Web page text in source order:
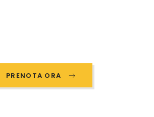
PRENOTA ORA